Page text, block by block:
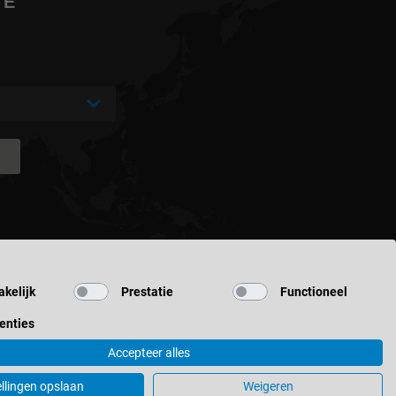
Prestatie Functioneel
Accepteer alles
opslaan Weigeren